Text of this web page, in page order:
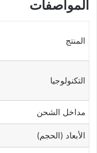
المواصفات
المنتج
التكنولوجيا
مداخل الشحن
الأبعاد (الحجم)